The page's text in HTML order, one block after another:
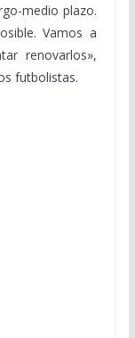
medio plazo.
Vamos a
renovarlos»,
futbolistas.